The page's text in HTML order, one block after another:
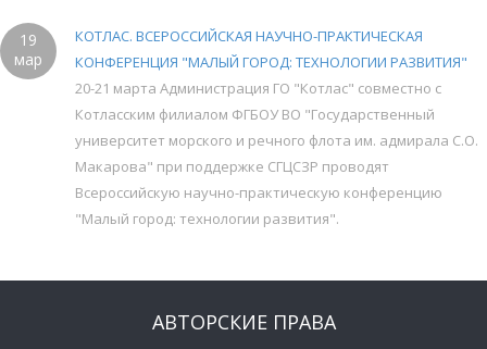
19
мар
КОТЛАС. ВСЕРОССИЙСКАЯ НАУЧНО-ПРАКТИЧЕСКАЯ
КОНФЕРЕНЦИЯ "МАЛЫЙ ГОРОД: ТЕХНОЛОГИИ РАЗВИТИЯ"
20-21 марта Администрация ГО "Котлас" совместно с
Котласским филиалом ФГБОУ ВО "Государственный
университет морского и речного флота им. адмирала С.О.
Макарова" при поддержке СГЦСЗР проводят
Всероссийскую научно-практическую конференцию
"Малый город: технологии развития".
АВТОРСКИЕ ПРАВА